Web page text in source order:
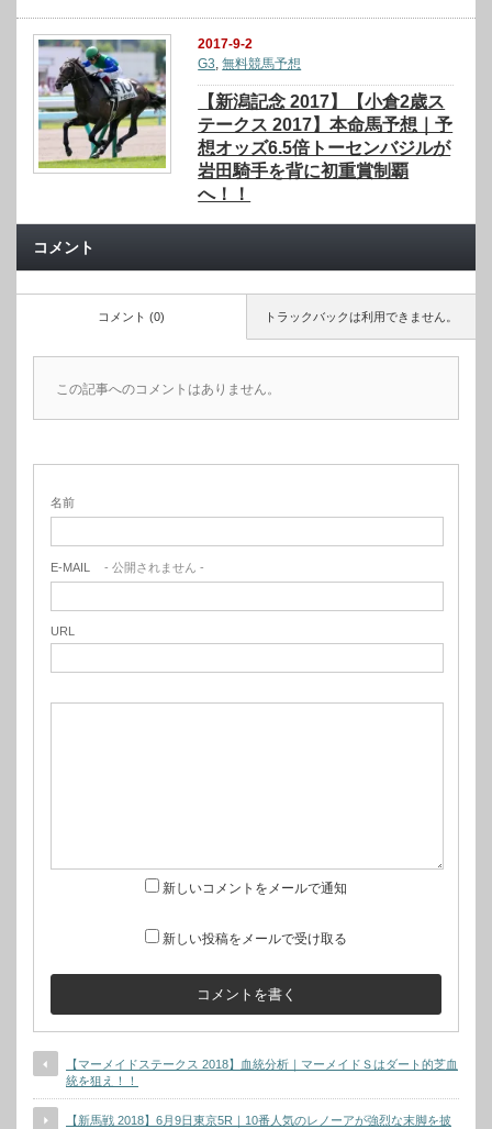
2017-9-2
G3,無料競馬予想
【新潟記念 2017】【小倉2歳ス
テークス 2017】本命馬予想｜予
想オッズ6.5倍トーセンバジルが
岩田騎手を背に初重賞制覇
へ！！
コメント
トラックバックは利用できません。
コメント (0)
この記事へのコメントはありません。
名前
E-MAIL - 公開されません -
URL
新しいコメントをメールで通知
新しい投稿をメールで受け取る
【マーメイドステークス 2018】血統分析｜マーメイドＳはダート的芝血
統を狙え！！
【新馬戦 2018】6月9日東京5R｜10番人気のレノーアが強烈な末脚を披